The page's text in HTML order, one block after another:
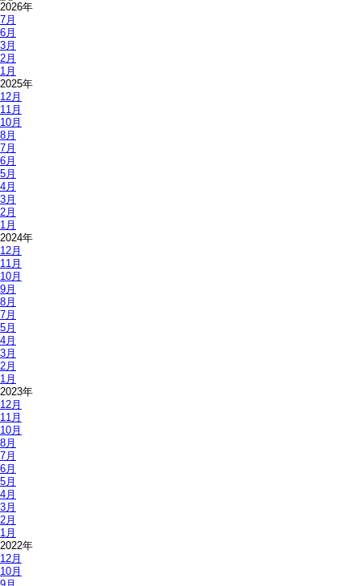
2026年
7月
6月
3月
2月
1月
2025年
12月
11月
10月
8月
7月
6月
5月
4月
3月
2月
1月
2024年
12月
11月
10月
9月
8月
7月
5月
4月
3月
2月
1月
2023年
12月
11月
10月
8月
7月
6月
5月
4月
3月
2月
1月
2022年
12月
10月